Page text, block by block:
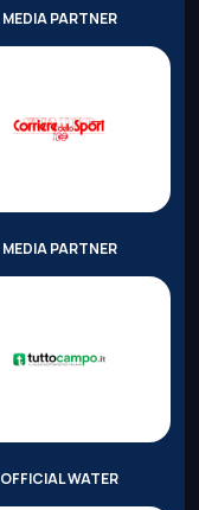
MEDIA PARTNER
MEDIA PARTNER
OFFICIAL WATER